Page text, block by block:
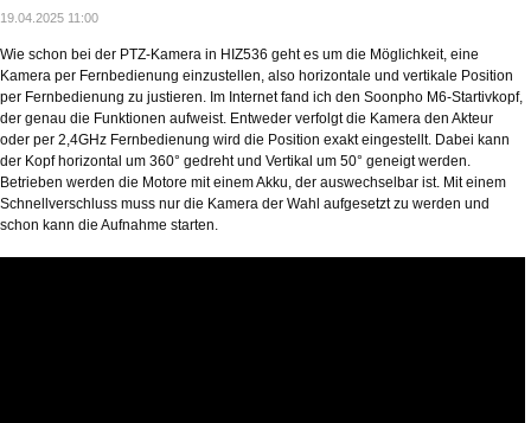
19.04.2025 11:00
Wie schon bei der PTZ-Kamera in HIZ536 geht es um die Möglichkeit, eine
Kamera per Fernbedienung einzustellen, also horizontale und vertikale Position
per Fernbedienung zu justieren. Im Internet fand ich den Soonpho M6-Startivkopf,
der genau die Funktionen aufweist. Entweder verfolgt die Kamera den Akteur
oder per 2,4GHz Fernbedienung wird die Position exakt eingestellt. Dabei kann
der Kopf horizontal um 360° gedreht und Vertikal um 50° geneigt werden.
Betrieben werden die Motore mit einem Akku, der auswechselbar ist. Mit einem
Schnellverschluss muss nur die Kamera der Wahl aufgesetzt zu werden und
schon kann die Aufnahme starten.